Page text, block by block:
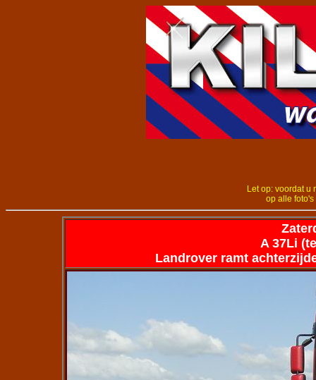
Let op: voordat u
op alle foto's
A 37Li
Landrover ramt